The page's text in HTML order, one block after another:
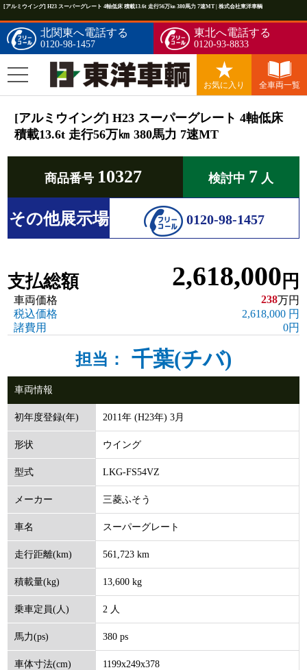
[アルミウイング] H23 スーパーグレート 4軸低床 積載13.6t 走行56万㎞ 380馬力 7速MT | 株式会社東洋車輌
北関東へ電話する
0120-98-1457
東北へ電話する
0120-93-8833
お気に入り 全車両一覧
[アルミウイング] H23 スーパーグレート 4軸低床
積載13.6t 走行56万㎞ 380馬力 7速MT
商品番号 10327 検討中 7 人
その他展示場 0120-98-1457
支払総額 2,618,000 円
車両価格 238万円
税込価格
2,618,000 円
諸費用
0円
担当： 千葉(チバ)
車両情報
初年度登録(年) 2011年 (H23年) 3月
形状 ウイング
型式 LKG-FS54VZ
メーカー 三菱ふそう
車名 スーパーグレート
走行距離(km) 561,723 km
積載量(kg) 13,600 kg
乗車定員(人) 2 人
馬力(ps) 380 ps
車体寸法(cm) 1199x249x378